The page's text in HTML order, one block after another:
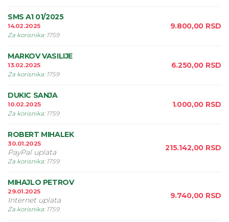
SMS A1 01/2025
14.02.2025
Za korisnika: 1759
9.800,00 RSD
MARKOV VASILIJE
13.02.2025
Za korisnika: 1759
6.250,00 RSD
DUKIC SANJA
10.02.2025
Za korisnika: 1759
1.000,00 RSD
ROBERT MIHALEK
30.01.2025
PayPal uplata
Za korisnika: 1759
215.142,00 RSD
MIHAJLO PETROV
29.01.2025
Internet uplata
Za korisnika: 1759
9.740,00 RSD